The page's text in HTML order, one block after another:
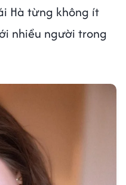
Hà từng không ít
nhiều người trong